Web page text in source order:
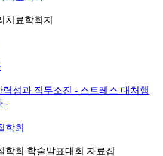
치료학회지
성과 직무소진 - 스트레스 대처행
-
학회
학회 학술발표대회 자료집